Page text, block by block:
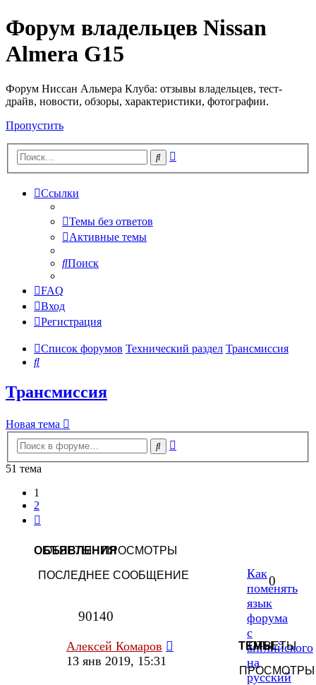
Форум владельцев Nissan
Almera G15
Форум Ниссан Альмера Клуба: отзывы владельцев, тест-
драйв, новости, обзоры, характеристики, фотографии.
Пропустить
Поиск
Ссылки
Темы без ответов
Активные темы
Поиск
FAQ
Вход
Регистрация
Список форумов Технический раздел Трансмиссия
Поиск
Трансмиссия
Новая тема
Поиск
51 тема
1
2
ОБЪЯВЛЕНИЯ
ОТВЕТЫ ПРОСМОТРЫ
ПОСЛЕДНЕЕ СООБЩЕНИЕ
Как
поменять
язык
форума
с
английского
на
русский
0
90140
Алексей Комаров
13 янв 2019, 15:31
ТЕМЫ
ОТВЕТЫ
ПРОСМОТРЫ